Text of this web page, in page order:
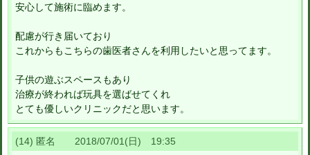
安心して施術に臨めます。
配慮が行き届いており
これからもこちらの歯医者さんを利用したいと思ってます。
子供の遊ぶスペースもあり
治療が終われば玩具を選ばせてくれ
とても優しいクリニックだと思います。
(14) 匿名 2018/07/01(日) 19:35